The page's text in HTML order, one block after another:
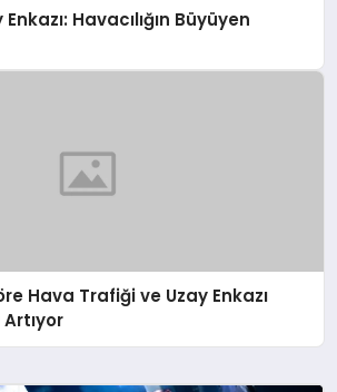
Havacılığın Büyüyen
Hava Trafiği ve Uzay Enkazı
Artıyor